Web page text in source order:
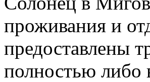
проживания и
предоставлены
полностью либо